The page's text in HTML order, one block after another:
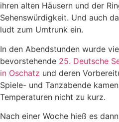
ihren alten Häusern und der
Sehenswürdigkeit. Und auch
ludt zum Umtrunk ein.
In den Abendstunden wurde
bevorstehende 25. Deutsche
in Oschatz und deren
Spiele- und Tanzabende
Temperaturen nicht zu kurz.
Nach einer Woche hieß es